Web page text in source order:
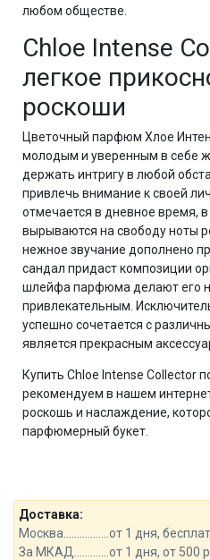
любом обществе.
Chloe Intense
легкое
роскоши
Цветочный парфюм Хлое
молодым и уверенным в себе
держать интригу в любой
привлечь внимание к своей
отмечается в дневное время,
вырываются на свободу ноты
нежное звучание дополнено
сандал придаст композиции
шлейфа парфюма делают его
привлекательным.
успешно сочетается с
является прекрасным
Купить Chloe Intense Collector
рекомендуем в нашем
роскошь и наслаждение,
парфюмерный букет.
Доставка:
Москва.................от 1 дня,
За МКАД.............от 1 дня, от 500